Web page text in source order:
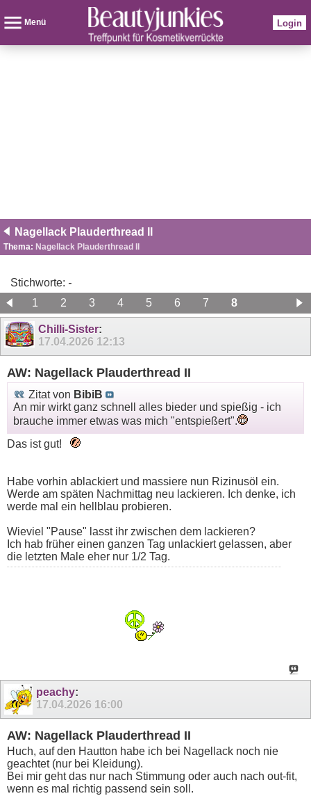
Menü Login
Nagellack Plauderthread II
Thema: Nagellack Plauderthread II
Stichworte: -
1
2 3 4 5 6 7 8
Chilli-Sister:
17.04.2026 12:13
AW: Nagellack Plauderthread II
Zitat von BibiB
An mir wirkt ganz schnell alles bieder und spießig - ich
brauche immer etwas was mich "entspießert".
Das ist gut!
Habe vorhin ablackiert und massiere nun Rizinusöl ein.
Werde am späten Nachmittag neu lackieren. Ich denke, ich
werde mal ein hellblau probieren.
Wieviel "Pause" lasst ihr zwischen dem lackieren?
Ich hab früher einen ganzen Tag unlackiert gelassen, aber
die letzten Male eher nur 1/2 Tag.
peachy:
17.04.2026 16:00
AW: Nagellack Plauderthread II
Huch, auf den Hautton habe ich bei Nagellack noch nie
geachtet (nur bei Kleidung).
Bei mir geht das nur nach Stimmung oder auch nach out-fit,
wenn es mal richtig passend sein soll.